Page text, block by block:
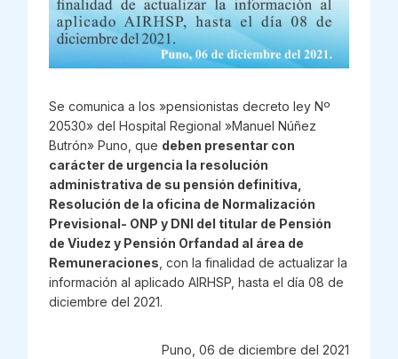
Se comunica a los »pensionistas decreto ley Nº
20530» del Hospital Regional »Manuel Núñez
Butrón» Puno, que deben presentar con
carácter de urgencia la resolución
administrativa de su pensión definitiva,
Resolución de la oficina de Normalización
Previsional- ONP y DNI del titular de Pensión
de Viudez y Pensión Orfandad al área de
Remuneraciones , con la finalidad de actualizar la
información al aplicado AIRHSP, hasta el día 08 de
diciembre del 2021.
Puno, 06 de diciembre del 2021